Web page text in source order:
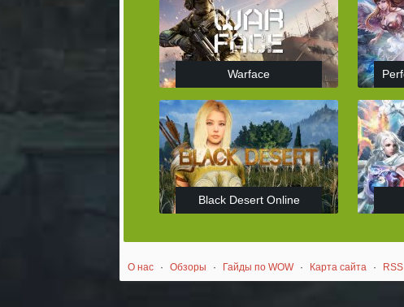
Warface
Black Desert Online
О нас · Обзоры · Гайды по WOW · Карта сайта · RSS